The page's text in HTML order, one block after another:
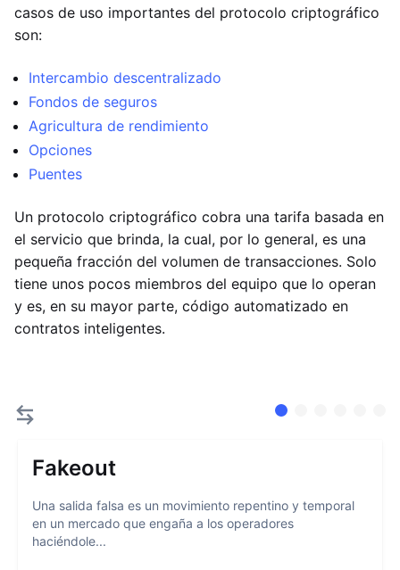
casos de uso importantes del protocolo criptográfico
son:
Intercambio descentralizado
Fondos de seguros
Agricultura de rendimiento
Opciones
Puentes
Un protocolo criptográfico cobra una tarifa basada en
el servicio que brinda, la cual, por lo general, es una
pequeña fracción del volumen de transacciones. Solo
tiene unos pocos miembros del equipo que lo operan
y es, en su mayor parte, código automatizado en
contratos inteligentes.
Fakeout
Una salida falsa es un movimiento repentino y temporal
en un mercado que engaña a los operadores
haciéndole...